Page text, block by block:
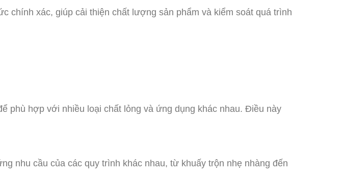
chính xác, giúp cải thiện chất lượng sản phẩm và kiểm soát quá trình
phù hợp với nhiều loại chất lỏng và ứng dụng khác nhau. Điều này
nhu cầu của các quy trình khác nhau, từ khuấy trộn nhẹ nhàng đến